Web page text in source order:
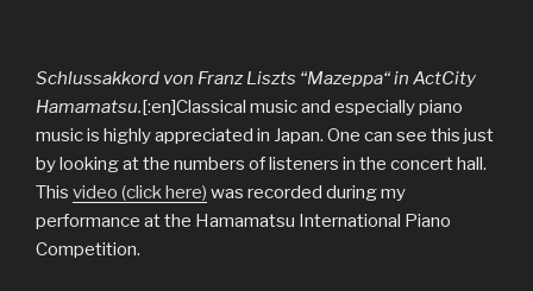
Schlussakkord von Franz Liszts “Mazeppa“ in ActCity
Hamamatsu.[:en]Classical music and especially piano
music is highly appreciated in Japan. One can see this just
by looking at the numbers of listeners in the concert hall.
This video (click here) was recorded during my
performance at the Hamamatsu International Piano
Competition.